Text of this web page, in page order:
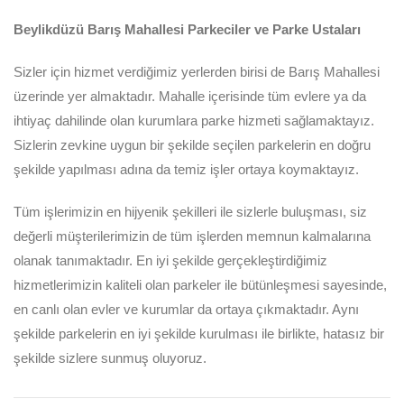
Beylikdüzü Barış Mahallesi Parkeciler ve Parke Ustaları
Sizler için hizmet verdiğimiz yerlerden birisi de Barış Mahallesi
üzerinde yer almaktadır. Mahalle içerisinde tüm evlere ya da
ihtiyaç dahilinde olan kurumlara parke hizmeti sağlamaktayız.
Sizlerin zevkine uygun bir şekilde seçilen parkelerin en doğru
şekilde yapılması adına da temiz işler ortaya koymaktayız.
Tüm işlerimizin en hijyenik şekilleri ile sizlerle buluşması, siz
değerli müşterilerimizin de tüm işlerden memnun kalmalarına
olanak tanımaktadır. En iyi şekilde gerçekleştirdiğimiz
hizmetlerimizin kaliteli olan parkeler ile bütünleşmesi sayesinde,
en canlı olan evler ve kurumlar da ortaya çıkmaktadır. Aynı
şekilde parkelerin en iyi şekilde kurulması ile birlikte, hatasız bir
şekilde sizlere sunmuş oluyoruz.